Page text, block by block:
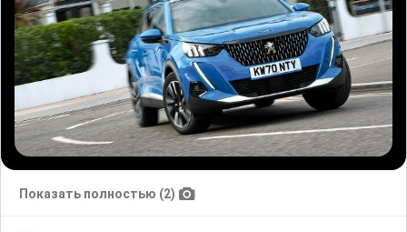
Показать полностью (2)